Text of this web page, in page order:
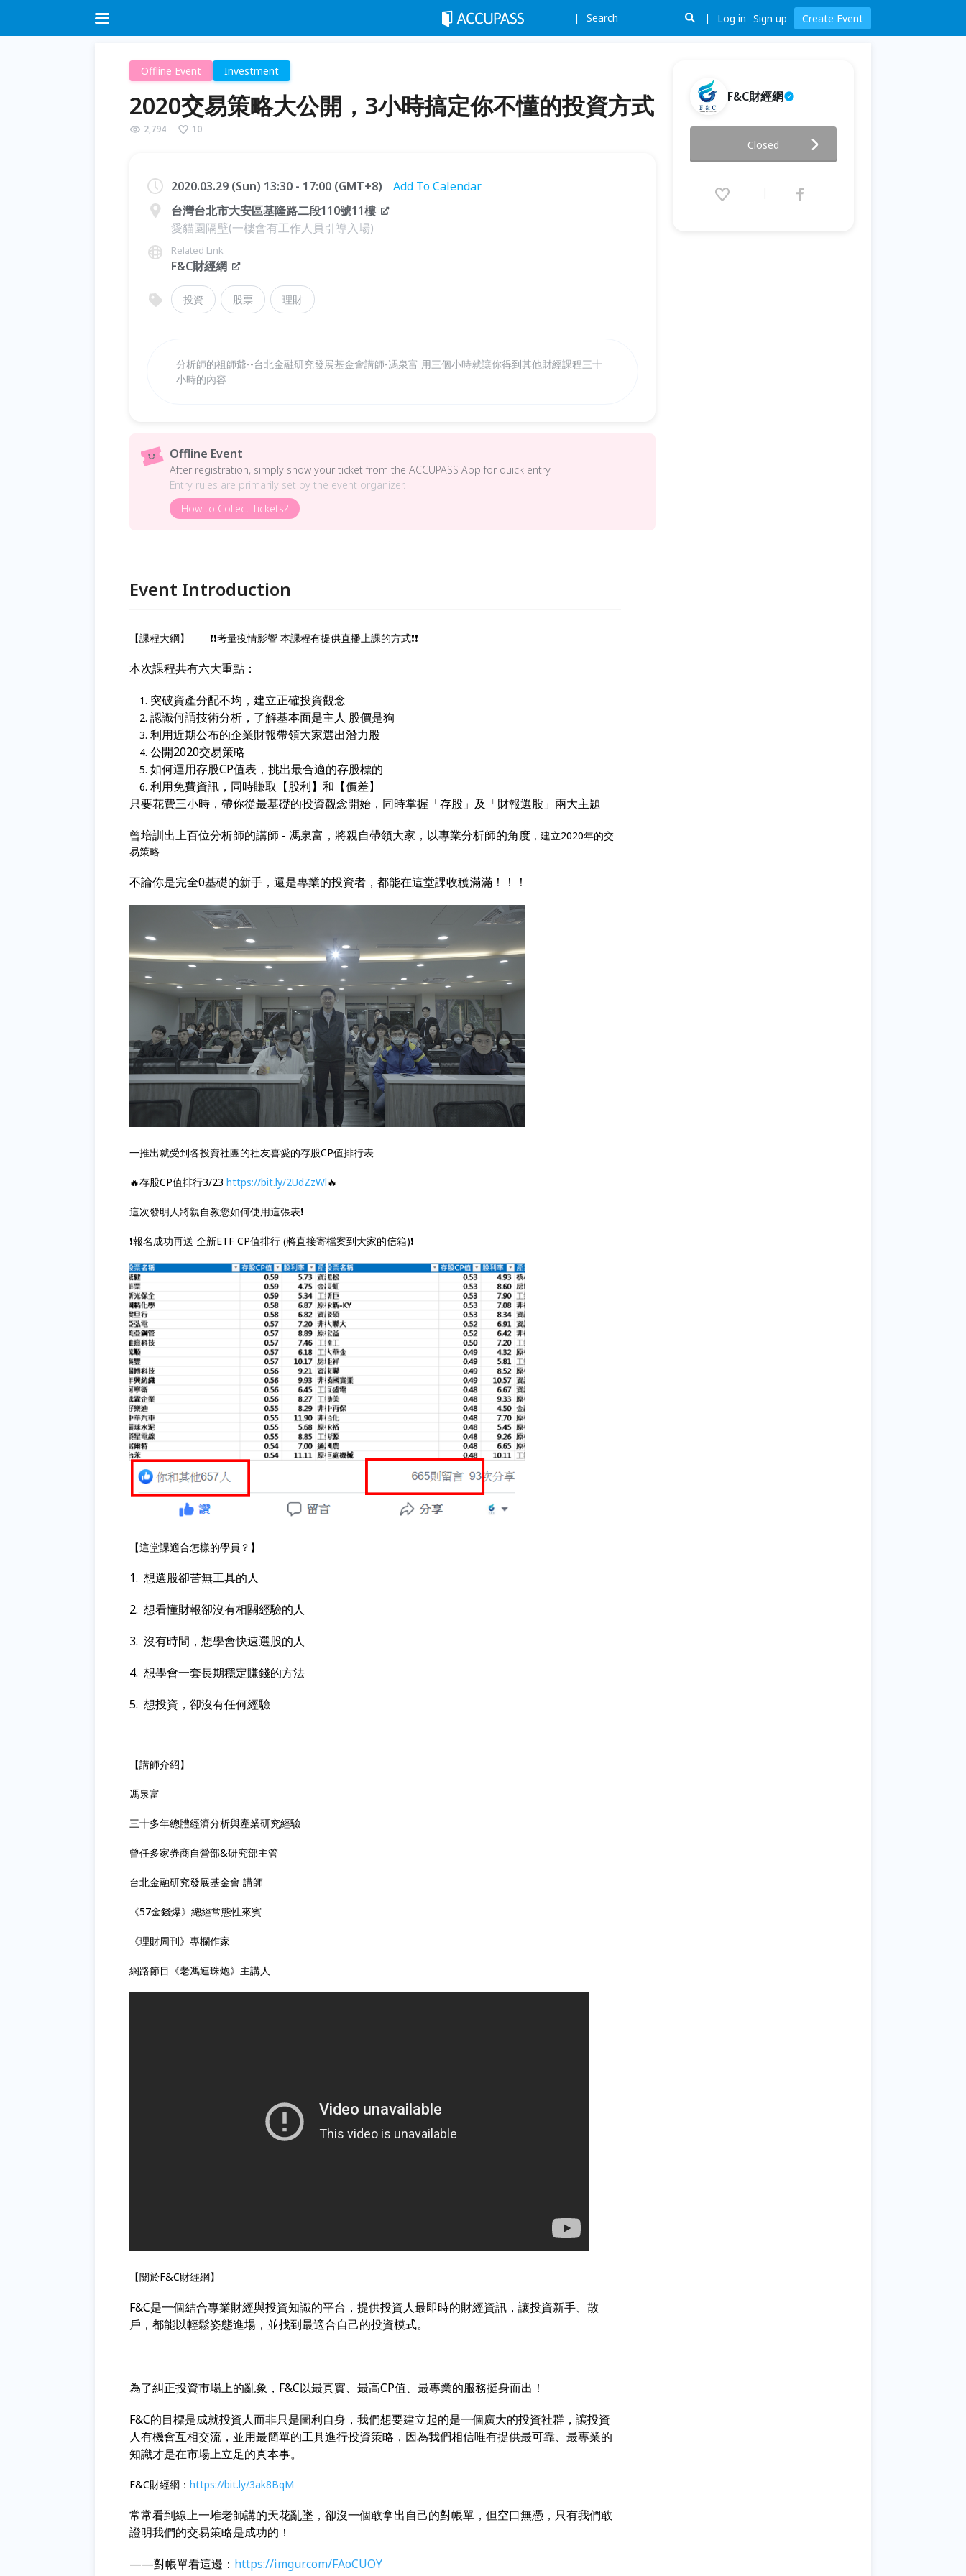
Search Log in Sign up Create Event
Offline Event Investment
2020交易策略大公開，3小時搞定你不懂的投資方式
2,794 10
2020.03.29 (Sun) 13:30 - 17:00 (GMT+8)
Add To Calendar
台灣台北市大安區基隆路二段110號11樓
愛貓園隔壁(一樓會有工作人員引導入場)
Related Link
F&C財經網
投資 股票 理財
分析師的祖師爺--台北金融研究發展基金會講師-馮泉富 用三個小時就讓你得到其他財經課程三十
小時的內容
Offline Event
After registration, simply show your ticket from the ACCUPASS App for quick entry.
Entry rules are primarily set by the event organizer.
How to Collect Tickets?
Event Introduction
【課程大綱】 ❗❗考量疫情影響 本課程有提供直播上課的方式❗❗
本次課程共有六大重點：
突破資產分配不均， 建立正確投資觀念
認識何謂技術分析，了解基本面是主人 股價是狗
利用近期公布的企業財報帶領大家選出潛力股
公開2020交易策略
如何運用存股CP值表，挑出最合適的存股標的
利用免費資訊，同時賺取【股利】和【價差】
只要花費三小時，帶你從最基礎的投資觀念開始 ，同時掌握「存股」及「財報選股」兩大主題
曾培訓出上百位分析師的講師 - 馮泉富，將親自帶領大家，以專業分析師的角度 ，建立2020年的交
易策略
不論你是完全0基礎的新手，還是專業的投資者，都能在這堂課收穫滿滿！！！
一推出就受到各投資社團的社友喜愛的存股CP值排行表
🔥存股CP值排行3/23 https://bit.ly/2UdZzWl🔥
這次發明人將親自教您如何使用這張表❗
❗報名成功再送 全新ETF CP值排行 (將直接寄檔案到大家的信箱)❗
【這堂課適合怎樣的學員？】
1. 想選股卻苦無工具的人
2. 想看懂財報卻沒有相關經驗的人
3. 沒有時間，想學會快速選股的人
4. 想學會一套長期穩定賺錢的方法
5. 想投資，卻沒有任何經驗
【講師介紹】
馮泉富
三十多年總體經濟分析與產業研究經驗
曾任多家券商自營部&研究部主管
台北金融研究發展基金會 講師
《57金錢爆》總經常態性來賓
《理財周刊》專欄作家
網路節目《老馮連珠炮》主講人
【關於F&C財經網】
F&C是一個結合專業財經與投資知識的平台，提供投資人最即時的財經資訊，讓投資新手、散
戶，都能以輕鬆姿態進場，並找到最適合自己的投資模式。
為了糾正投資市場上的亂象，F&C以最真實、最高CP值、最專業的服務挺身而出！
F&C的目標是成就投資人而非只是圖利自身，我們想要建立起的是一個廣大的投資社群，讓投資
人有機會互相交流，並用最簡單的工具進行投資策略，因為我們相信唯有提供最可靠、最專業的
知識才是在市場上立足的真本事。
F&C財經網： https://bit.ly/3ak8BqM
常常看到線上一堆老師講的天花亂墜，卻沒一個敢拿出自己的對帳單，但空口無憑，只有我們敢
證明我們的交易策略是成功的！
——對帳單看這邊： https://imgur.com/FAoCUOY
F&C財經網
定你不懂的投資方式
2020.03.29 (Sun) 13:30 - 17:00
Closed